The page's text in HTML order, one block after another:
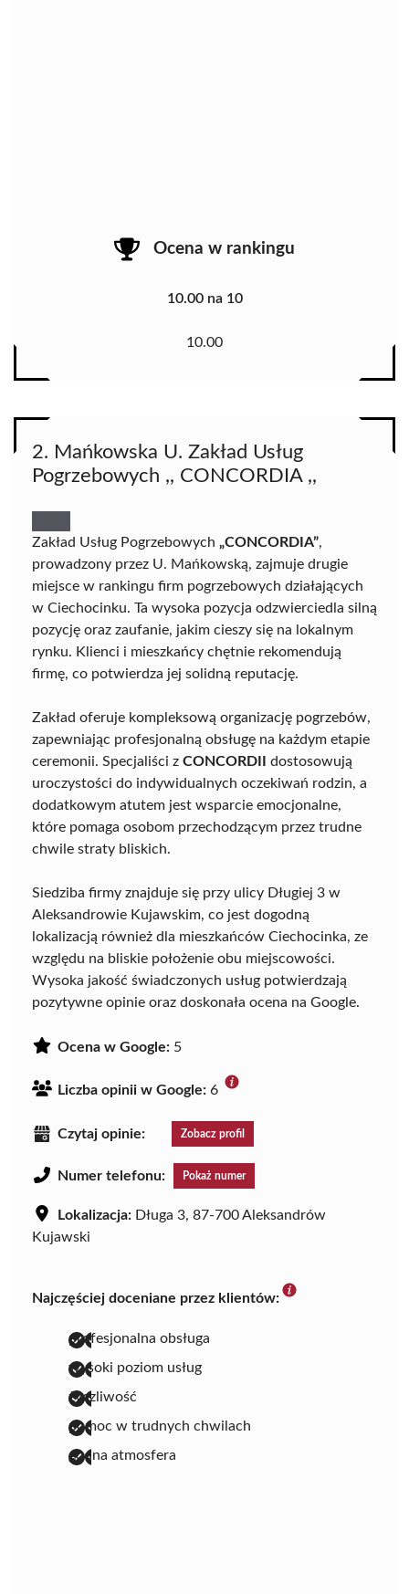
Ocena w rankingu
10.00 na 10
10.00
2. Mańkowska U. Zakład Usług
Pogrzebowych ,, CONCORDIA ,,
Zakład Usług Pogrzebowych „CONCORDIA”,
prowadzony przez U. Mańkowską, zajmuje drugie
miejsce w rankingu firm pogrzebowych działających
w Ciechocinku. Ta wysoka pozycja odzwierciedla silną
pozycję oraz zaufanie, jakim cieszy się na lokalnym
rynku. Klienci i mieszkańcy chętnie rekomendują
firmę, co potwierdza jej solidną reputację.
Zakład oferuje kompleksową organizację pogrzebów,
zapewniając profesjonalną obsługę na każdym etapie
ceremonii. Specjaliści z CONCORDII
dostosowują
uroczystości do indywidualnych oczekiwań rodzin, a
dodatkowym atutem jest wsparcie emocjonalne,
które pomaga osobom przechodzącym przez trudne
chwile straty bliskich.
Siedziba firmy znajduje się przy ulicy Długiej 3 w
Aleksandrowie Kujawskim, co jest dogodną
lokalizacją również dla mieszkańców Ciechocinka, ze
względu na bliskie położenie obu miejscowości.
Wysoka jakość świadczonych usług potwierdzają
pozytywne opinie oraz doskonała ocena na Google.
Ocena w Google: 5
Liczba opinii w Google: 6
Czytaj opinie: Zobacz profil
Numer telefonu: Pokaż numer
Lokalizacja: Długa 3, 87-700 Aleksandrów
Kujawski
Najczęściej doceniane przez klientów:
profesjonalna obsługa
wysoki poziom usług
życzliwość
pomoc w trudnych chwilach
godna atmosfera